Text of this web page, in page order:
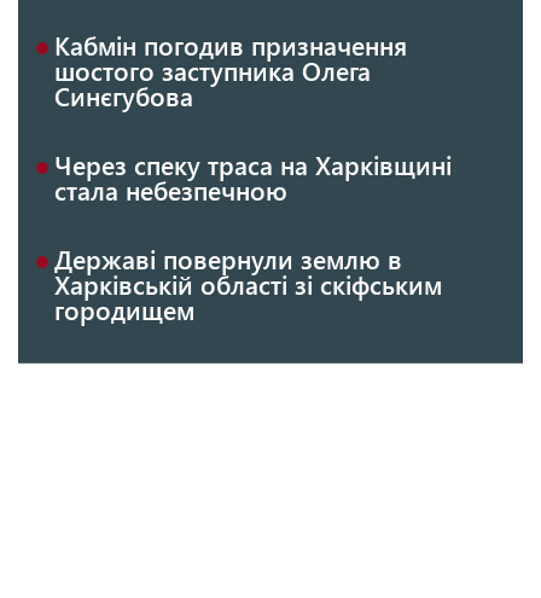
Кабмін погодив призначення
шостого заступника Олега
Синєгубова
Через спеку траса на Харківщині
стала небезпечною
Державі повернули землю в
Харківській області зі скіфським
городищем